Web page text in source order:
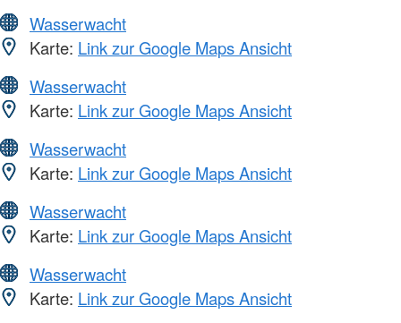
Wasserwacht
Karte: Link zur Google Maps Ansicht
Wasserwacht
Karte: Link zur Google Maps Ansicht
Wasserwacht
Karte: Link zur Google Maps Ansicht
Wasserwacht
Karte: Link zur Google Maps Ansicht
Wasserwacht
Karte: Link zur Google Maps Ansicht